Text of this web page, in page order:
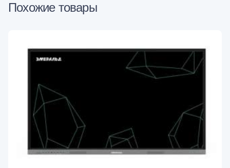
Похожие товары